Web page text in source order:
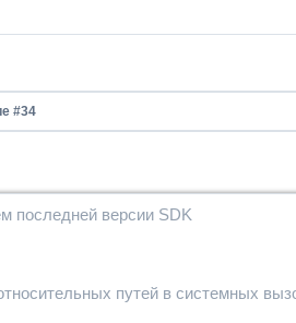
#34
последней версии SDK
путей в системных